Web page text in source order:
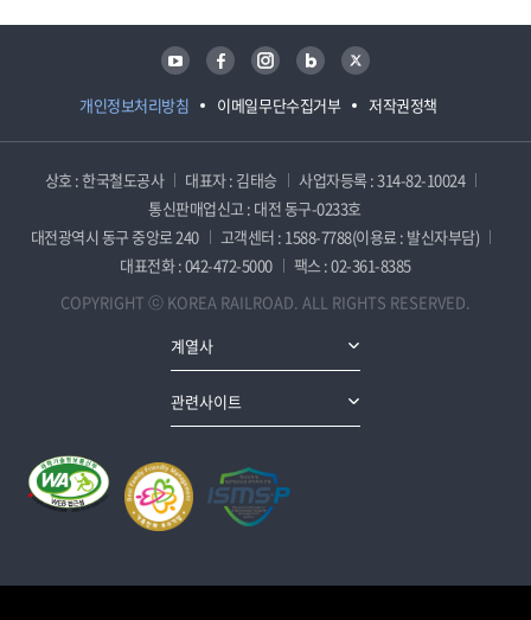
개인정보처리방침 이메일무단수집거부 저작권정책
유튜브 페이스북 인스타그램 블로그 트위터
상호 : 한국철도공사 대표자 : 김태승
사업자등록 : 314-82-10024
통신판매업신고 : 대전 동구-0233호
대전광역시 동구 중앙로 240
고객센터 : 1588-7788(이용료 : 발신자부담)
대표전화 : 042-472-5000
팩스 : 02-361-8385
COPYRIGHT ⓒ KOREA RAILROAD. ALL RIGHTS RESERVED.
계열사
관련사이트